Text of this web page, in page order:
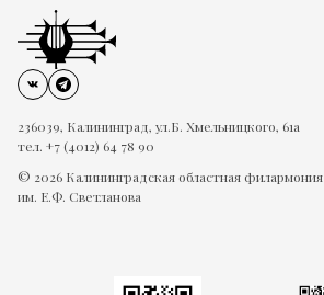
236039, Калининград, ул.Б. Хмельницкого, 61а
тел. +7 (4012) 64 78 90
© 2026 Калининградская областная филармония
им. Е.Ф. Светланова